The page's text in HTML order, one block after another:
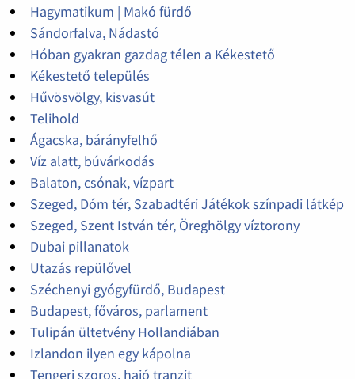
Hagymatikum | Makó fürdő
Sándorfalva, Nádastó
Hóban gyakran gazdag télen a Kékestető
Kékestető település
Hűvösvölgy, kisvasút
Telihold
Ágacska, bárányfelhő
Víz alatt, búvárkodás
Balaton, csónak, vízpart
Szeged, Dóm tér, Szabadtéri Játékok színpadi látkép
Szeged, Szent István tér, Öreghölgy víztorony
Dubai pillanatok
Utazás repülővel
Széchenyi gyógyfürdő, Budapest
Budapest, főváros, parlament
Tulipán ültetvény Hollandiában
Izlandon ilyen egy kápolna
Tengeri szoros, hajó tranzit